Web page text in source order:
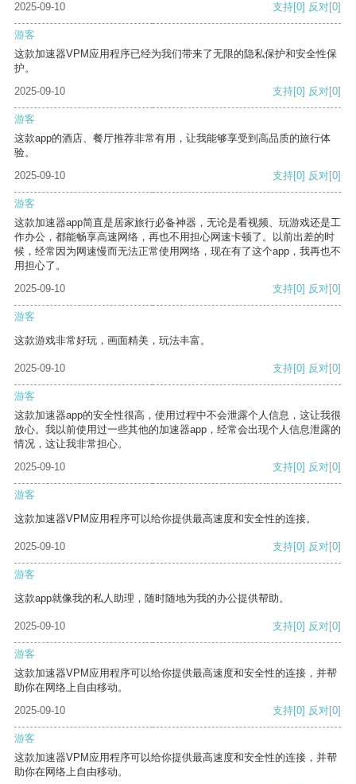
2025-09-10
支持[0] 反对[0]
游客
这款加速器VPM应用程序已经为我们带来了无限的隐私保护和安全性保
护。
2025-09-10
支持[0] 反对[0]
游客
这款app的酒店、餐厅推荐非常有用，让我能够享受到高品质的旅行体
验。
2025-09-10
支持[0] 反对[0]
游客
这款加速器app简直是居家旅行必备神器，无论是看视频、玩游戏还是工
作办公，都能畅享高速网络，再也不用担心网速卡顿了。以前出差的时
候，经常因为网速慢而无法正常使用网络，现在有了这个app，我再也不
用担心了。
2025-09-10
支持[0] 反对[0]
游客
这款游戏非常好玩，画面精美，玩法丰富。
2025-09-10 支持[0] 反对[0]
游客
这款加速器app的安全性很高，使用过程中不会泄露个人信息，这让我很
放心。我以前使用过一些其他的加速器app，经常会出现个人信息泄露的
情况，这让我非常担心。
2025-09-10
支持[0] 反对[0]
游客
这款加速器VPM应用程序可以给你提供最高速度和安全性的连接。
2025-09-10 支持[0] 反对[0]
游客
这款app就像我的私人助理，随时随地为我的办公提供帮助。
2025-09-10 支持[0] 反对[0]
游客
这款加速器VPM应用程序可以给你提供最高速度和安全性的连接，并帮
助你在网络上自由移动。
2025-09-10
支持[0] 反对[0]
游客
这款加速器VPM应用程序可以给你提供最高速度和安全性的连接，并帮
助你在网络上自由移动。